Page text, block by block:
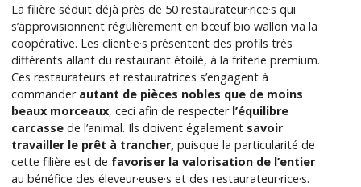
La filière séduit déjà près de 50 restaurateur·rice·s qui
s’approvisionnent régulièrement en bœuf bio wallon via la
coopérative. Les client·e·s présentent des profils très
différents allant du restaurant étoilé, à la friterie premium.
Ces restaurateurs et restauratrices s’engagent à
commander autant de pièces nobles que de moins
beaux morceaux, ceci afin de respecter l’équilibre
carcasse de l’animal. Ils doivent également savoir
travailler le prêt à trancher,puisque la particularité de
cette filière est de favoriser la valorisation de l’entier
au bénéfice des éleveur·euse·s et des restaurateur·rice·s.